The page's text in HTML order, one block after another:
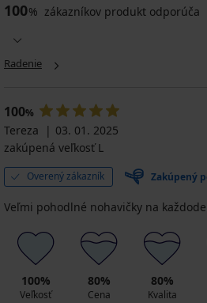
100% zákazníkov produkt odporúča
Radenie
100%
Tereza
03. 01. 2025
zakúpená veľkosť L
Overený zákazník Zakúpený
Veľmi pohodlné nohavičky na
100%
Veľkosť
80%
Cena
80%
Kvalita